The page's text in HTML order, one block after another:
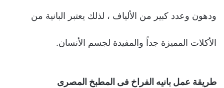
ودهون وعدد كبیر من الألیاف ، لذلك یعتبر البانیة من
الأكلات الممیزة جداً والمفیدة لجسم الأنسان.
طريقة عمل بانيه الفراخ فى المطبخ المصرى